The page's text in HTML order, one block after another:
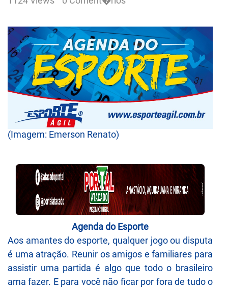
(Imagem: Emerson Renato)
Agenda do Esporte
Aos amantes do esporte, qualquer jogo ou disputa
é uma atração. Reunir os amigos e familiares para
assistir uma partida é algo que todo o brasileiro
ama fazer. E para você não ficar por fora de tudo o